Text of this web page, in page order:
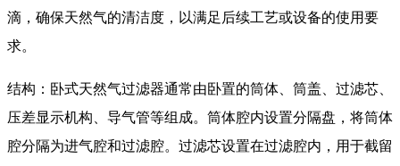
滴，确保天然气的清洁度，以满足后续工艺或设备的使用要
求。
结构：卧式天然气过滤器通常由卧置的筒体、筒盖、过滤芯、
压差显示机构、导气管等组成。筒体腔内设置分隔盘，将筒体
腔分隔为进气腔和过滤腔。过滤芯设置在过滤腔内，用于截留